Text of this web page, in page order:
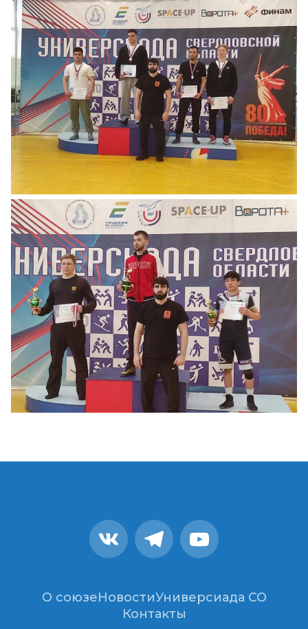
О союзеНовостиУниверсиада СО
Контакты